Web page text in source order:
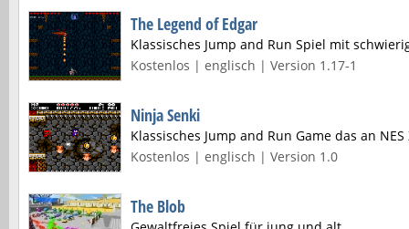
The Legend of Edgar
Klassisches Jump and Run Spiel mit
Kostenlos | englisch | Version 1.17-1
Ninja Senki
Klassisches Jump and Run Game das an
Kostenlos | englisch | Version 1.0
The Blob